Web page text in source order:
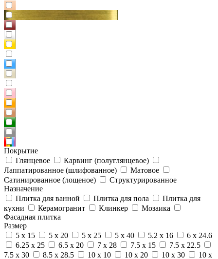
Покрытие
Глянцевое
Карвинг (полуглянцевое)
Лаппатированное (шлифованное)
Матовое
Сатинированное (лощеное)
Структурированное
Назначение
Плитка для ванной
Плитка для пола
Плитка для
кухни
Керамогранит Клинкер
Мозаика
Фасадная плитка
Размер
5 x 15
5 x 20 5 x 25 5 x 40 5.2 x 16
6 x 24.6
6.25 x 25
6.5 x 20 7 x 28 7.5 x 15
7.5 x 22.5
7.5 x 30
8.5 x 28.5 10 x 10 10 x 20 10 x 30 10 x